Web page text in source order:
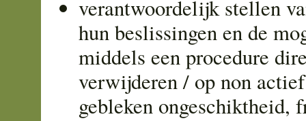
verantwoordelijk stellen
hun beslissingen en de
middels een procedure
verwijderen / op non
gebleken ongeschiktheid,